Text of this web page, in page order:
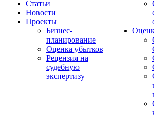
Статьи
Новости
Проекты
Бизнес-
планирование
Оценка убытков
Рецензия на
судебную
экспертизу